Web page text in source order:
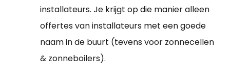
installateurs. Je krijgt op die manier alleen
offertes van installateurs met een goede
naam in de buurt (tevens voor zonnecellen
& zonneboilers).